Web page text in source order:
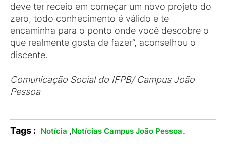
deve ter receio em começar um novo projeto do
zero, todo conhecimento é válido e te
encaminha para o ponto onde você descobre o
que realmente gosta de fazer”, aconselhou o
discente.
Comunicação Social do IFPB/ Campus João
Pessoa
Tags : Notícia ,Notícias Campus João Pessoa.